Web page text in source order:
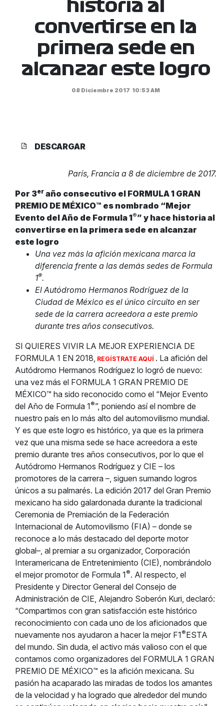
historia al
convertirse en la
primera sede en
alcanzar este logro
08 Diciembre 2017 10:53 AM
DESCARGAR
París, Francia a 8 de diciembre de 2017.
Por 3er año consecutivo el FORMULA 1 GRAN
PREMIO DE MÉXICO™ es nombrado “Mejor
Evento del Año de Formula 1®” y hace historia al
convertirse en la primera sede en alcanzar
este logro
Una vez más la afición mexicana marca la
diferencia frente a las demás sedes de Formula
1®.
El Autódromo Hermanos Rodríguez de la
Ciudad de México es el único circuito en ser
sede de la carrera acreedora a este premio
durante tres años consecutivos.
SI QUIERES VIVIR LA MEJOR EXPERIENCIA DE
FORMULA 1 EN 2018, REGÍSTRATE AQUÍ . La afición del
Autódromo Hermanos Rodríguez lo logró de nuevo:
una vez más el FORMULA 1 GRAN PREMIO DE
MÉXICO™ ha sido reconocido como el “Mejor Evento
del Año de Formula 1®”, poniendo así el nombre de
nuestro país en lo más alto del automovilismo mundial.
Y es que este logro es histórico, ya que es la primera
vez que una misma sede se hace acreedora a este
premio durante tres años consecutivos, por lo que el
Autódromo Hermanos Rodríguez y CIE – los
promotores de la carrera –, siguen sumando logros
únicos a su palmarés. La edición 2017 del Gran Premio
mexicano ha sido galardonada durante la tradicional
Ceremonia de Premiación de la Federación
Internacional de Automovilismo (FIA) – donde se
reconoce a lo más destacado del deporte motor
global–, al premiar a su organizador, Corporación
Interamericana de Entretenimiento (CIE), nombrándolo
el mejor promotor de Formula 1®. Al respecto, el
Presidente y Director General del Consejo de
Administración de CIE, Alejandro Soberón Kuri, declaró:
“Compartimos con gran satisfacción este histórico
reconocimiento con cada uno de los aficionados que
nuevamente nos ayudaron a hacer la mejor F1®ESTA
del mundo. Sin duda, el activo más valioso con el que
contamos como organizadores del FORMULA 1 GRAN
PREMIO DE MÉXICO™ es la afición mexicana. Su
pasión ha acaparado las miradas de todos los amantes
de la velocidad y ha logrado que alrededor del mundo